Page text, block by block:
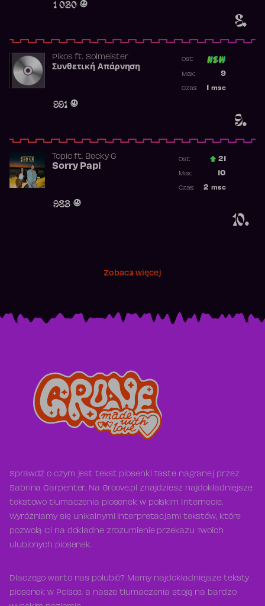
8.
1 030
9.
Pikosft. Solmeister
Συνθετική Απάρνηση
991
Ost:
9
Max:
msc
Czas:
10.
Topicft. Becky G
Sorry Papi
983
Ost.: 21
10
Max:
2 msc
Czas:
Zobacz więcej
Sprawdź o czym jest tekst piosenki Taste nagranej przez
Sabrina Carpenter. Na Groove.pl znajdziesz najdokładniejsze
tekstowo tłumaczenia piosenek w polskim Internecie.
Wyróżniamy się unikalnymi interpretacjami tekstów, które
pozwolą Ci na dokładne zrozumienie przekazu Twoich
ulubionych piosenek.
Dlaczego warto nas polubić? Mamy najdokładniejsze teksty
piosenek w Polsce, a nasze tłumaczenia stoją na bardzo